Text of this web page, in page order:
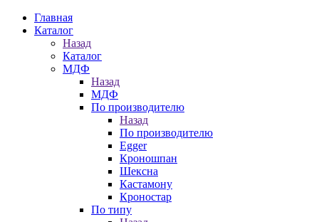
Главная
Каталог
Назад
Каталог
МДФ
Назад
МДФ
По производителю
Назад
По производителю
Egger
Кроношпан
Шексна
Кастамону
Кроностар
По типу